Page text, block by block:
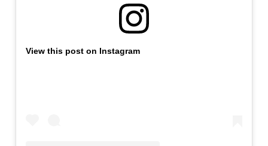
View this post on Instagram